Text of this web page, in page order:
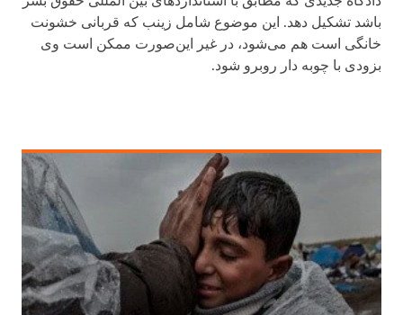
باشد تشکیل دهد. این موضوع شامل زینب که قربانی خشونت
خانگی است هم می‌شود، در غیر این‌صورت ممکن است وی
بزودی با چوبه دار روبرو شود.